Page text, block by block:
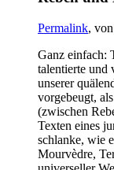
Permalink, von
Ganz einfach:
talentierte und
unserer
vorgebeugt,
(zwischen
Texten eines
schlanke, wie
Mourvèdre,